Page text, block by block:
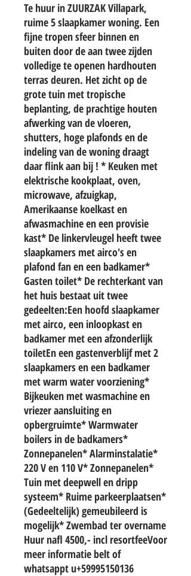
Te huur in ZUURZAK Villapark,
ruime 5 slaapkamer woning. Een
fijne tropen sfeer binnen en
buiten door de aan twee zijden
volledige te openen hardhouten
terras deuren. Het zicht op de
grote tuin met tropische
beplanting, de prachtige houten
afwerking van de vloeren,
shutters, hoge plafonds en de
indeling van de woning draagt
daar flink aan bij ! * Keuken met
elektrische kookplaat, oven,
microwave, afzuigkap,
Amerikaanse koelkast en
afwasmachine en een provisie
kast* De linkervleugel heeft twee
slaapkamers met airco's en
plafond fan en een badkamer*
Gasten toilet* De rechterkant van
het huis bestaat uit twee
gedeelten:Een hoofd slaapkamer
met airco, een inloopkast en
badkamer met een afzonderlijk
toiletEn een gastenverblijf met 2
slaapkamers en een badkamer
met warm water voorziening*
Bijkeuken met wasmachine en
vriezer aansluiting en
opbergruimte* Warmwater
boilers in de badkamers*
Zonnepanelen* Alarminstalatie*
220 V en 110 V* Zonnepanelen*
Tuin met deepwell en dripp
systeem* Ruime parkeerplaatsen*
(Gedeeltelijk) gemeubileerd is
mogelijk* Zwembad ter overname
Huur nafl 4500,- incl resortfeeVoor
meer informatie belt of
whatsappt u+59995150136